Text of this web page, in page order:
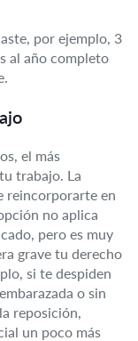
por ejemplo, 3
al año completo
el más
trabajo. La
reincorporarte en
no aplica
pero es muy
grave tu derecho
si te despiden
o sin
reposición,
un poco más